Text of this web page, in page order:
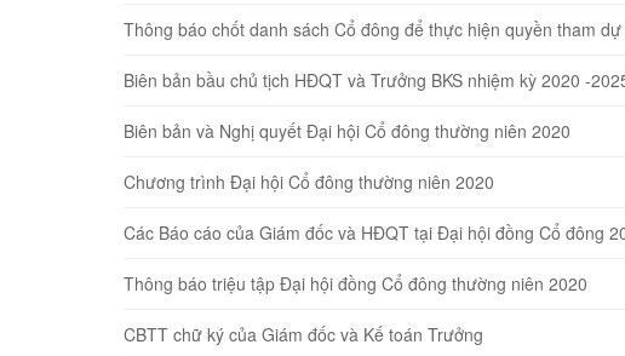
Thông báo chốt danh sách Cổ đông để thực hiện quyền tham
Biên bản bầu chủ tịch HĐQT và Trưởng BKS nhiệm kỳ 2020 -
Biên bản và Nghị quyết Đại hội Cổ đông thường niên 2020
Chương trình Đại hội Cổ đông thường niên 2020
Các Báo cáo của Giám đốc và HĐQT tại Đại hội đồng Cổ đông
Thông báo triệu tập Đại hội đồng Cổ đông thường niên 2020
CBTT chữ ký của Giám đốc và Kế toán Trưởng